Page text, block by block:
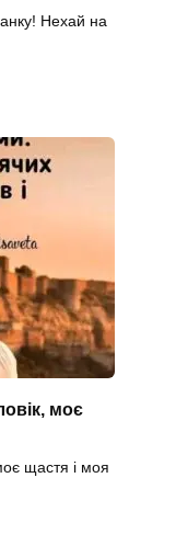
Нехай на
моє
щастя і моя